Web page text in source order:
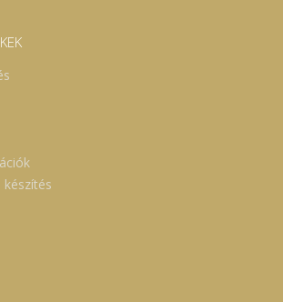
készítés